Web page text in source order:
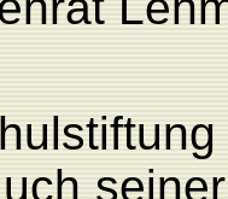
seiner